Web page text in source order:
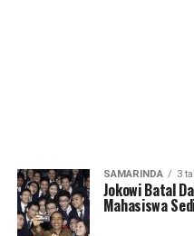
SAMARINDA 3
Jokowi Batal
Mahasiswa